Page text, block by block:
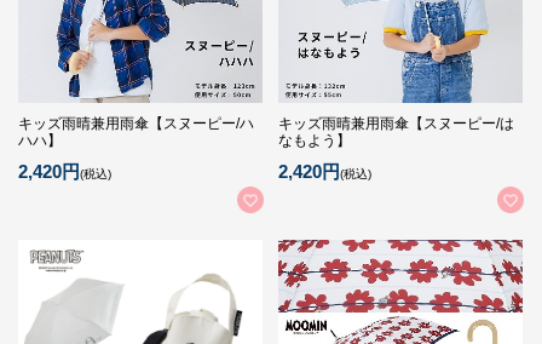
キッズ雨晴兼用雨傘【スヌーピー/ハ
ハハ】
2,420円(税込)
キッズ雨晴兼用雨傘【スヌーピー/は
なもよう】
2,420円(税込)